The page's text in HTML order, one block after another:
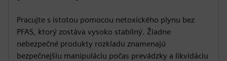
Pracujte s istotou pomocou netoxického plynu bez
PFAS, ktorý zostáva vysoko stabilný. Žiadne
nebezpečné produkty rozkladu znamenajú
bezpečnejšiu manipuláciu počas prevádzky a likvidáciu